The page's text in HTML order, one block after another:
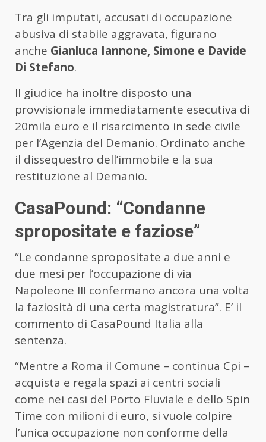
Tra gli imputati, accusati di occupazione
abusiva di stabile aggravata, figurano
anche Gianluca Iannone, Simone e Davide
Di Stefano.
Il giudice ha inoltre disposto una
provvisionale immediatamente esecutiva di
20mila euro e il risarcimento in sede civile
per l’Agenzia del Demanio. Ordinato anche
il dissequestro dell’immobile e la sua
restituzione al Demanio.
CasaPound: “Condanne
spropositate e faziose”
“Le condanne spropositate a due anni e
due mesi per l’occupazione di via
Napoleone III confermano ancora una volta
la faziosità di una certa magistratura”. E’ il
commento di CasaPound Italia alla
sentenza.
“Mentre a Roma il Comune – continua Cpi –
acquista e regala spazi ai centri sociali
come nei casi del Porto Fluviale e dello Spin
Time con milioni di euro, si vuole colpire
l’unica occupazione non conforme della